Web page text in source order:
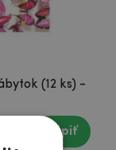
(12 ks) -
Kúpiť